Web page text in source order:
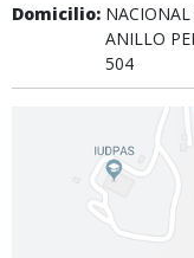
Domicilio:
ANILLO
504